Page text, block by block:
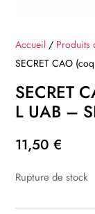
Accueil / Produits
SECRET CAO
SECRET
L UAB –
11,50€
Rupture de stock